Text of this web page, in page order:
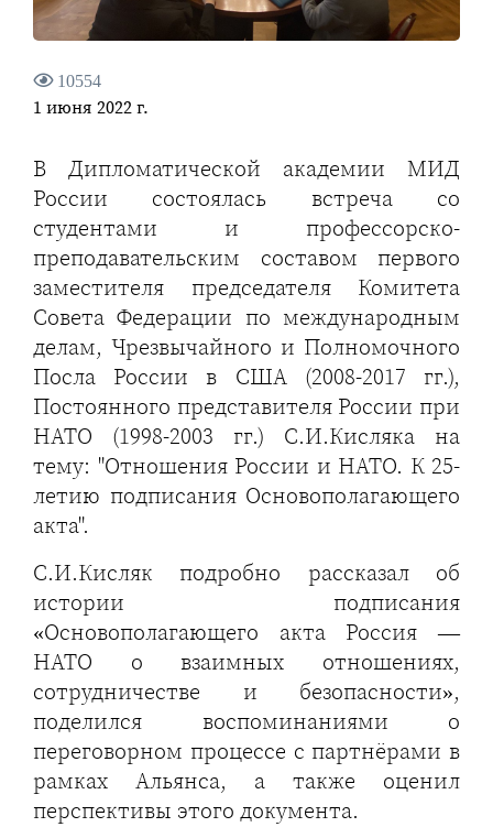
10554
1 июня 2022 г.
В Дипломатической академии МИД
России состоялась встреча со
студентами и профессорско-
преподавательским составом первого
заместителя председателя Комитета
Совета Федерации по международным
делам, Чрезвычайного и Полномочного
Посла России в США (2008-2017 гг.),
Постоянного представителя России при
НАТО (1998-2003 гг.) С.И.Кисляка на
тему: "Отношения России и НАТО. К 25-
летию подписания Основополагающего
акта".
С.И.Кисляк подробно рассказал об
истории подписания
«Основополагающего акта Россия —
НАТО о взаимных отношениях,
сотрудничестве и безопасности»,
поделился воспоминаниями о
переговорном процессе с партнёрами в
рамках Альянса, а также оценил
перспективы этого документа.